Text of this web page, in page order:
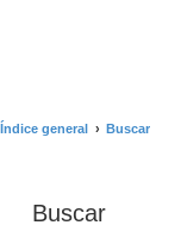
Índice general Buscar
Buscar